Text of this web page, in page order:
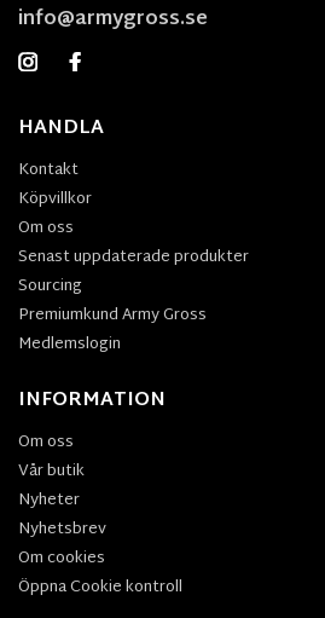
info@armygross.se
HANDLA
Kontakt
Köpvillkor
Om oss
Senast uppdaterade produkter
Sourcing
Premiumkund Army Gross
Medlemslogin
INFORMATION
Om oss
Vår butik
Nyheter
Nyhetsbrev
Om cookies
Öppna Cookie kontroll